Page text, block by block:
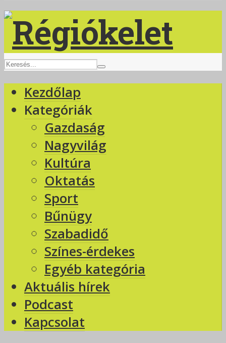
Kezdőlap
Kategóriák
Gazdaság
Nagyvilág
Kultúra
Oktatás
Sport
Bűnügy
Szabadidő
Színes-érdekes
Egyéb kategória
Aktuális hírek
Podcast
Kapcsolat